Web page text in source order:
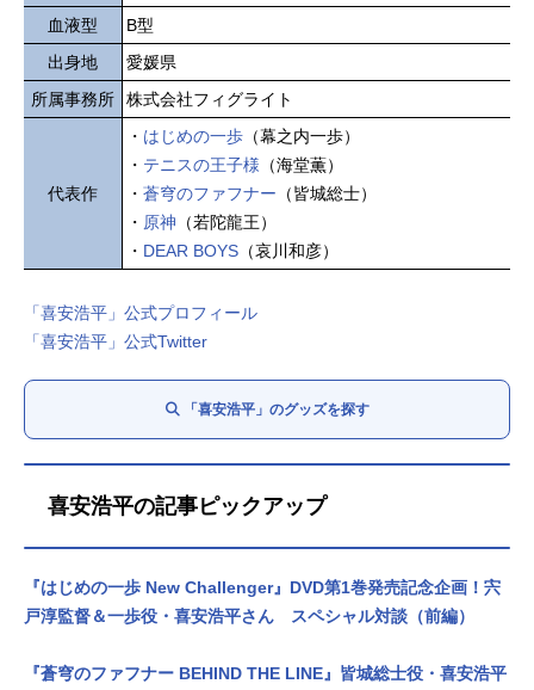
血液型
B型
出身地
愛媛県
所属事務所
株式会社フィグライト
代表作
・ はじめの一歩 （幕之内一歩）
・ テニスの王子様 （海堂薫）
・ 蒼穹のファフナー （皆城総士）
・ 原神 （若陀龍王）
・ DEAR BOYS （哀川和彦）
「喜安浩平」公式プロフィール
「喜安浩平」公式Twitter
「喜安浩平」のグッズを探す
喜安浩平の記事ピックアップ
『はじめの一歩 New Challenger』DVD第1巻発売記念企画！宍
戸淳監督＆一歩役・喜安浩平さん スペシャル対談（前編）
『蒼穹のファフナー BEHIND THE LINE』皆城総士役・喜安浩平